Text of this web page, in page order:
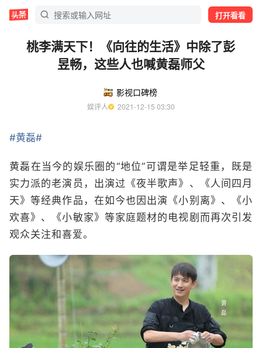
打开看看
桃李满天下！《向往的生活》中除了彭
昱畅，这些人也喊黄磊师父
影视口碑榜
娱评人
  2021-12-15 03:30
#黄磊#
黄磊在当今的娱乐圈的“地位”可谓是举足轻重，既是
实力派的老演员，出演过《夜半歌声》、《人间四月
天》等经典作品，在如今也因出演《小别离》、《小
欢喜》、《小敏家》等家庭题材的电视剧而再次引发
观众关注和喜爱。